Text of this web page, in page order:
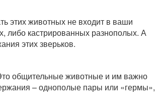
этих животных не входит в ваши
либо кастрированных разнополых. А
этих зверьков.
общительные животные и им важно
– однополые пары или «гермы»,